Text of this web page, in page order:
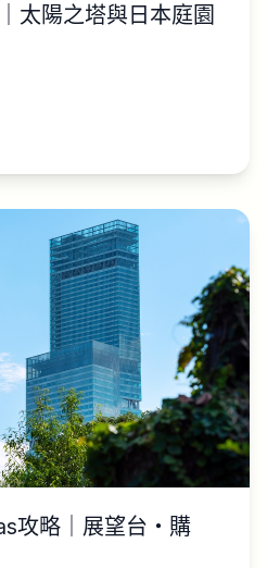
太陽之塔與日本庭園
攻略｜展望台・購